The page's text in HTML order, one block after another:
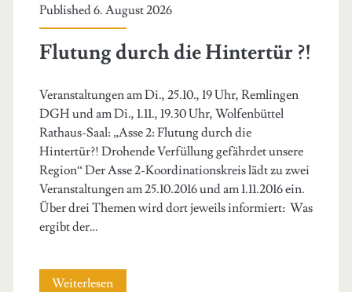
Published 6. August 2026
Flutung durch die Hintertür ?!
Veranstaltungen am Di., 25.10., 19 Uhr, Remlingen
DGH und am Di., 1.11., 19.30 Uhr, Wolfenbüttel
Rathaus-Saal: „Asse 2: Flutung durch die
Hintertür?! Drohende Verfüllung gefährdet unsere
Region“ Der Asse 2-Koordinationskreis lädt zu zwei
Veranstaltungen am 25.10.2016 und am 1.11.2016 ein.
Über drei Themen wird dort jeweils informiert: Was
ergibt der…
WeiterlesenFlutung